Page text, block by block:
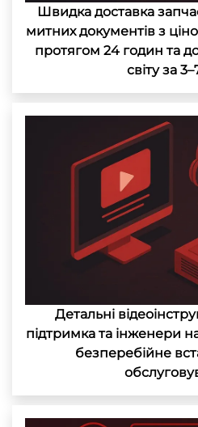
Швидка доставка
митних документів з
протягом 24 годин та
світу за
Детальні
підтримка та інженери
безперебійне